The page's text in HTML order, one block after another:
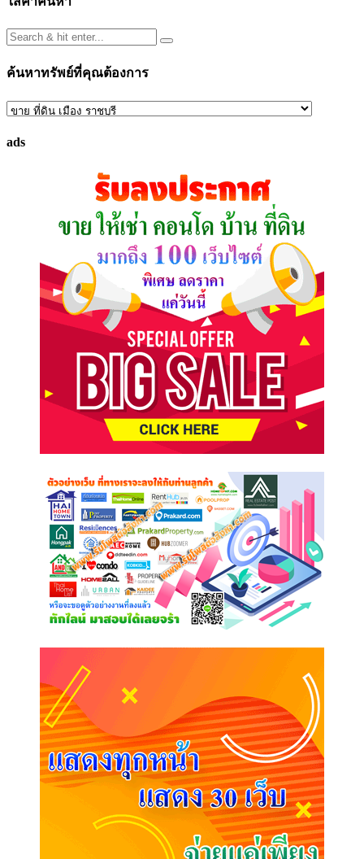
ค้นหาทรัพย์ที่คุณต้องการ
ค้นหา
ที่
ads